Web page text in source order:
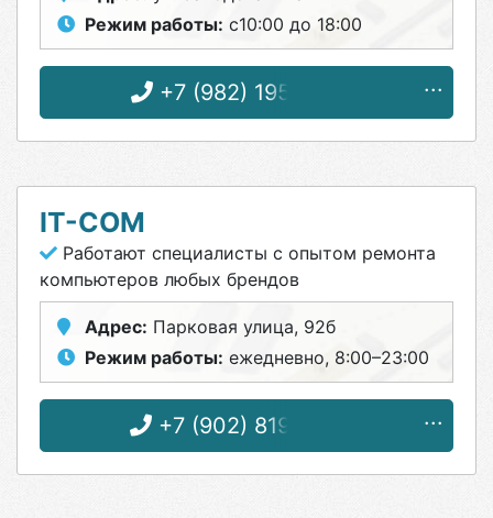
Режим работы: с10:00 до 18:00
+7 (982) 195-28-95
IT-COM
Работают специалисты с опытом ремонта
компьютеров любых брендов
Адрес: Парковая улица, 92б
Режим работы: ежедневно, 8:00–23:00
+7 (902) 819-56-56